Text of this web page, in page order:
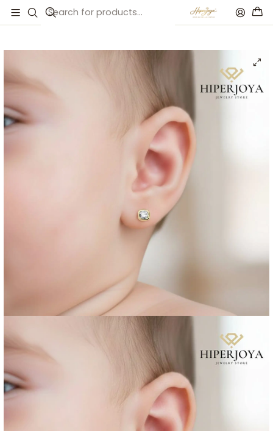
Inicio Catálogo Pendientes Oro amarillo 18k cuadrados